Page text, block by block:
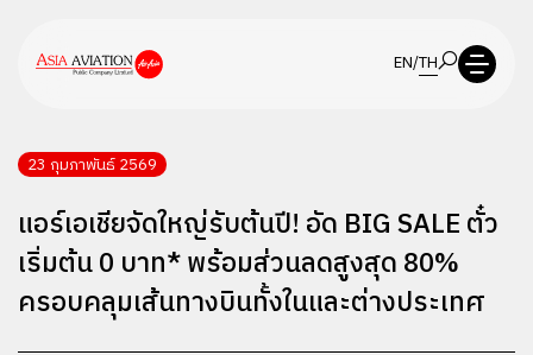
EN/TH
23 กุมภาพันธ์ 2569
แอร์เอเชียจัดใหญ่รับต้นปี! อัด BIG SALE ตั๋ว
เริ่มต้น 0 บาท* พร้อมส่วนลดสูงสุด 80%
ครอบคลุมเส้นทางบินทั้งในและต่างประเทศ